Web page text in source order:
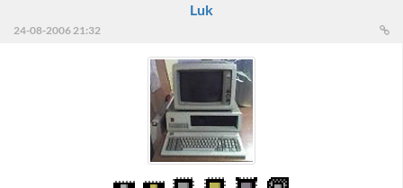
Luk
24-08-2006 21:32